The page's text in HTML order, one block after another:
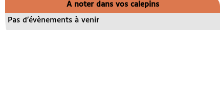
A noter dans vos calepins
Pas d’évènements à venir